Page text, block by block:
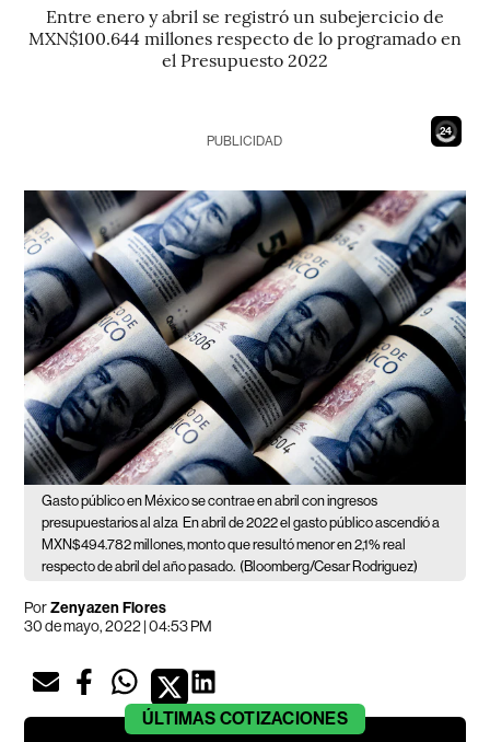
Entre enero y abril se registró un subejercicio de
MXN$100.644 millones respecto de lo programado en
el Presupuesto 2022
22
PUBLICIDAD
Gasto público en México se contrae en abril con ingresos
presupuestarios al alza En abril de 2022 el gasto público ascendió a
MXN$494.782 millones, monto que resultó menor en 2,1% real
respecto de abril del año pasado. (Bloomberg/Cesar Rodriguez)
PorZenyazen Flores
30 de mayo, 2022 | 04:53 PM
ÚLTIMAS COTIZACIONES